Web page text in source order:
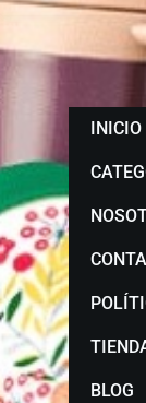
INICIO
BLOG